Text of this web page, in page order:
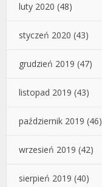
luty 2020 (48)
styczeń 2020 (43)
grudzień 2019 (47)
listopad 2019 (43)
październik 2019 (46)
wrzesień 2019 (42)
sierpień 2019 (40)